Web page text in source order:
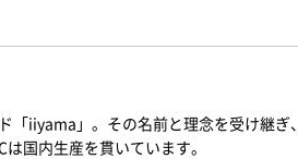
iiyama」。その名前と理念を受け継
国内生産を貫いています。